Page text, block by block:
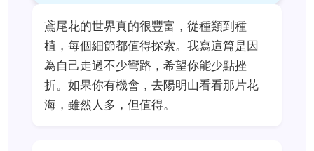
鳶尾花的世界真的很豐富，從種類到種
植，每個細節都值得探索。我寫這篇是因
為自己走過不少彎路，希望你能少點挫
折。如果你有機會，去陽明山看看那片花
海，雖然人多，但值得。